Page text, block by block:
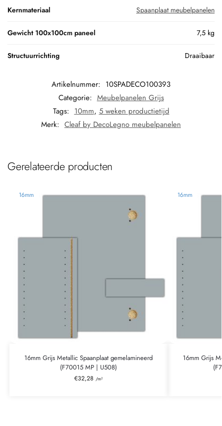
Kernmateriaal Spaanplaat meubelpanelen
Gewicht 100x100cm paneel 7,5 kg
Structuurrichting Draaibaar
Artikelnummer: 10SPADECO100393
Categorie: Meubelpanelen Grijs
Tags: 10mm, 5 weken productietijd
Merk: Cleaf by DecoLegno meubelpanelen
Gerelateerde producten
16mm
16mm Grijs Metallic Spaanplaat gemelamineerd
(F70015 MP | U508)
€32,28 /m²
16mm
16mm Grijs